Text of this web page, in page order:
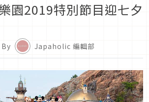
園2019特別節目迎七夕
By Japaholic 編輯部